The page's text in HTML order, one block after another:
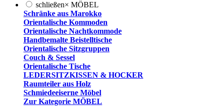
schließen× MÖBEL
Schränke aus Marokko
Orientalische Kommoden
Orientalische Nachtkommode
Handbemalte Beistelltische
Orientalische Sitzgruppen
Couch & Sessel
Orientalische Tische
LEDERSITZKISSEN & HOCKER
Raumteiler aus Holz
Schmiedeeiserne Möbel
Zur Kategorie MÖBEL